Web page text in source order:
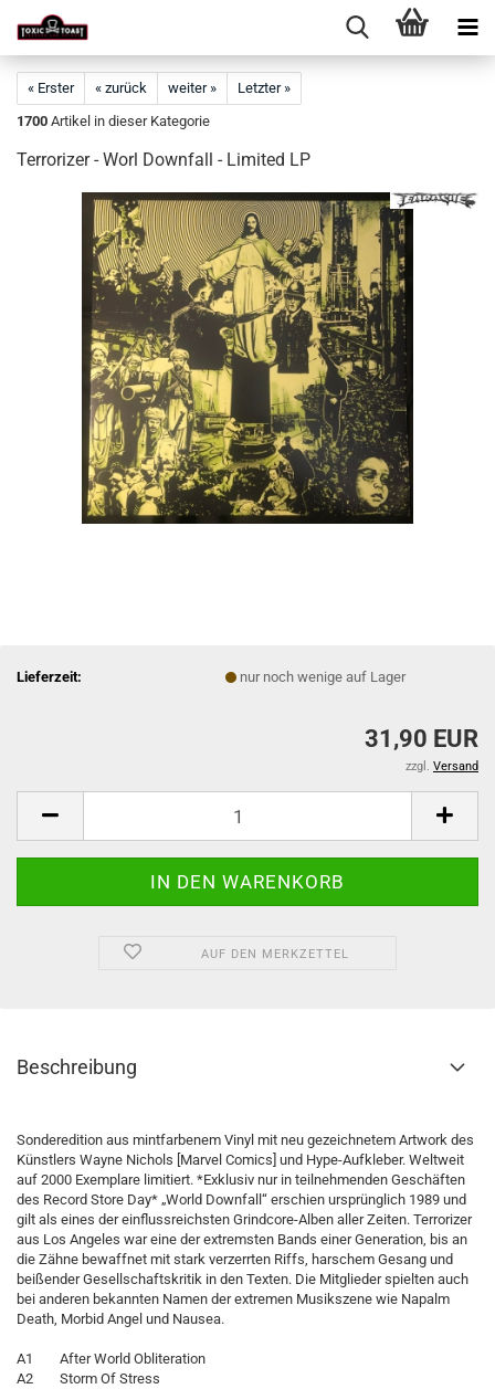
« Erster « zurück weiter »
Letzter »
1700 Artikel in dieser Kategorie
Terrorizer - Worl Downfall - Limited LP
Lieferzeit: nur noch wenige auf Lager
31,90 EUR
zzgl. Versand
AUF DEN MERKZETTEL
Beschreibung
Sonderedition aus mintfarbenem Vinyl mit neu gezeichnetem Artwork des
Künstlers Wayne Nichols [Marvel Comics] und Hype-Aufkleber. Weltweit
auf 2000 Exemplare limitiert. *Exklusiv nur in teilnehmenden Geschäften
des Record Store Day* „World Downfall“ erschien ursprünglich 1989 und
gilt als eines der einflussreichsten Grindcore-Alben aller Zeiten. Terrorizer
aus Los Angeles war eine der extremsten Bands einer Generation, bis an
die Zähne bewaffnet mit stark verzerrten Riffs, harschem Gesang und
beißender Gesellschaftskritik in den Texten. Die Mitglieder spielten auch
bei anderen bekannten Namen der extremen Musikszene wie Napalm
Death, Morbid Angel und Nausea.
A1 After World Obliteration
A2 Storm Of Stress